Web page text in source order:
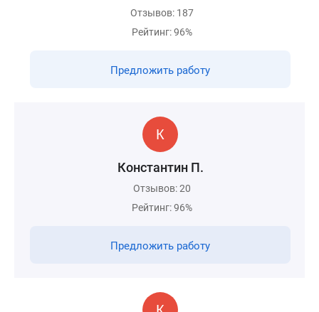
Отзывов: 187
Рейтинг: 96%
Предложить работу
Константин П.
Отзывов: 20
Рейтинг: 96%
Предложить работу